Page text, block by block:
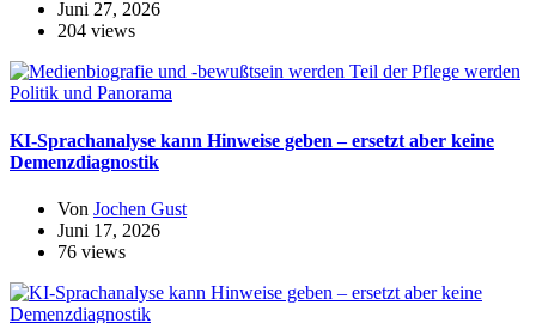
Juni 27, 2026
204 views
Politik und Panorama
KI-Sprachanalyse kann Hinweise geben – ersetzt aber keine
Demenzdiagnostik
Von Jochen Gust
Juni 17, 2026
76 views